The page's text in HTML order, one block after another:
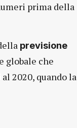
prima della
previsione
globale che
2020, quando la